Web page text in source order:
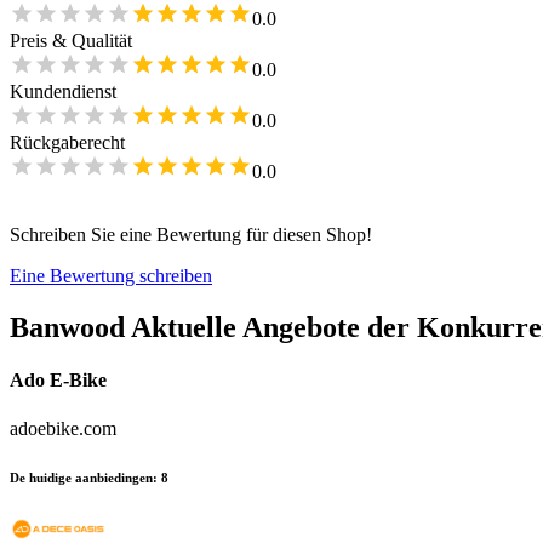
0.0
Preis & Qualität
0.0
Kundendienst
0.0
Rückgaberecht
0.0
Schreiben Sie eine Bewertung für diesen Shop!
Eine Bewertung schreiben
Banwood Aktuelle Angebote der
Ado E-Bike
adoebike.com
De huidige aanbiedingen: 8